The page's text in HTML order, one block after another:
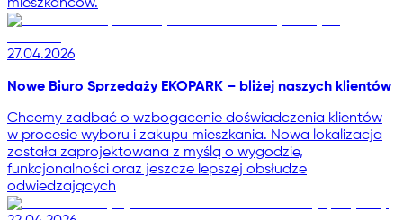
mieszkańców.
27.04.2026
Nowe Biuro Sprzedaży EKOPARK – bliżej naszych klientów
Chcemy zadbać o wzbogacenie doświadczenia klientów
w procesie wyboru i zakupu mieszkania. Nowa lokalizacja
została zaprojektowana z myślą o wygodzie,
funkcjonalności oraz jeszcze lepszej obsłudze
odwiedzających